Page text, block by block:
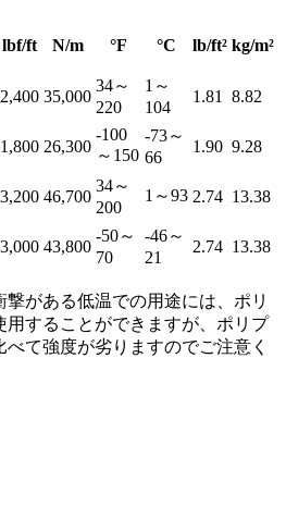
lbf/ft N/m °F °C lb/ft² kg/m²
2,400 35,000
34～
220
1～
104
1.81 8.82
1,800 26,300
-100
～150
-73～
66
1.90 9.28
3,200 46,700
34～
200
1～93 2.74 13.38
3,000 43,800
-50～
70
-46～
21
2.74 13.38
撃がある低温での用途には、ポリ
用することができますが、ポリプ
べて強度が劣りますのでご注意く